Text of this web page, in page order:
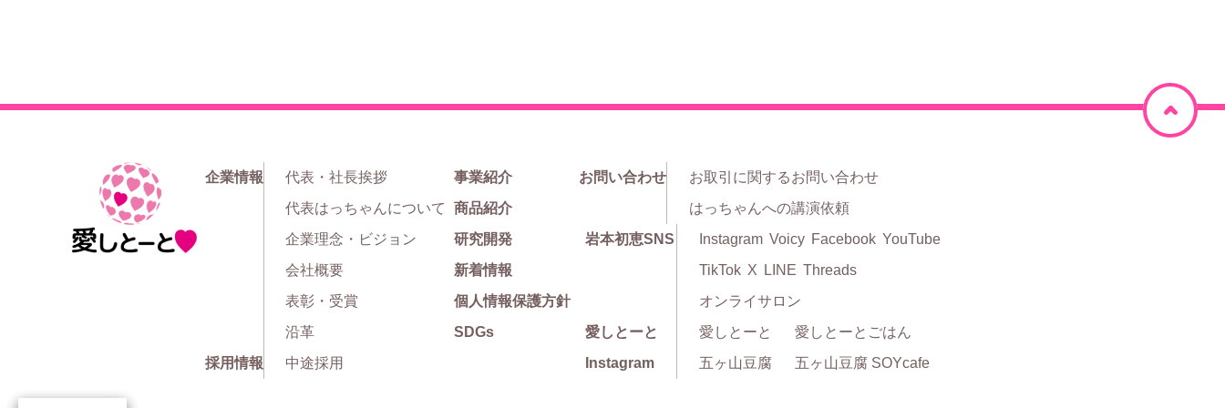
ペ
ー
ム
企業情報
代表・社長挨拶
代表はっちゃんについて
企業理念・ビジョン
会社概要
表彰・受賞
沿革
採用情報
中途採用
事業紹介
商品紹介
研究開発
新着情報
個人情報保護方針
SDGs
お問い合わせ
お取引に関するお問い合わせ
はっちゃんへの講演依頼
岩本初恵SNS
Instagram Voicy Facebook YouTube
TikTok X LINE Threads
オンライサロン
愛しとーと
Instagram
愛しとーと
愛しとーとごはん
五ヶ山豆腐
五ヶ山豆腐 SOYcafe